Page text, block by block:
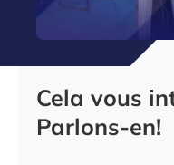
Cela vous
Parlons-en!